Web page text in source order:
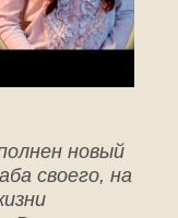
новый
своего, на